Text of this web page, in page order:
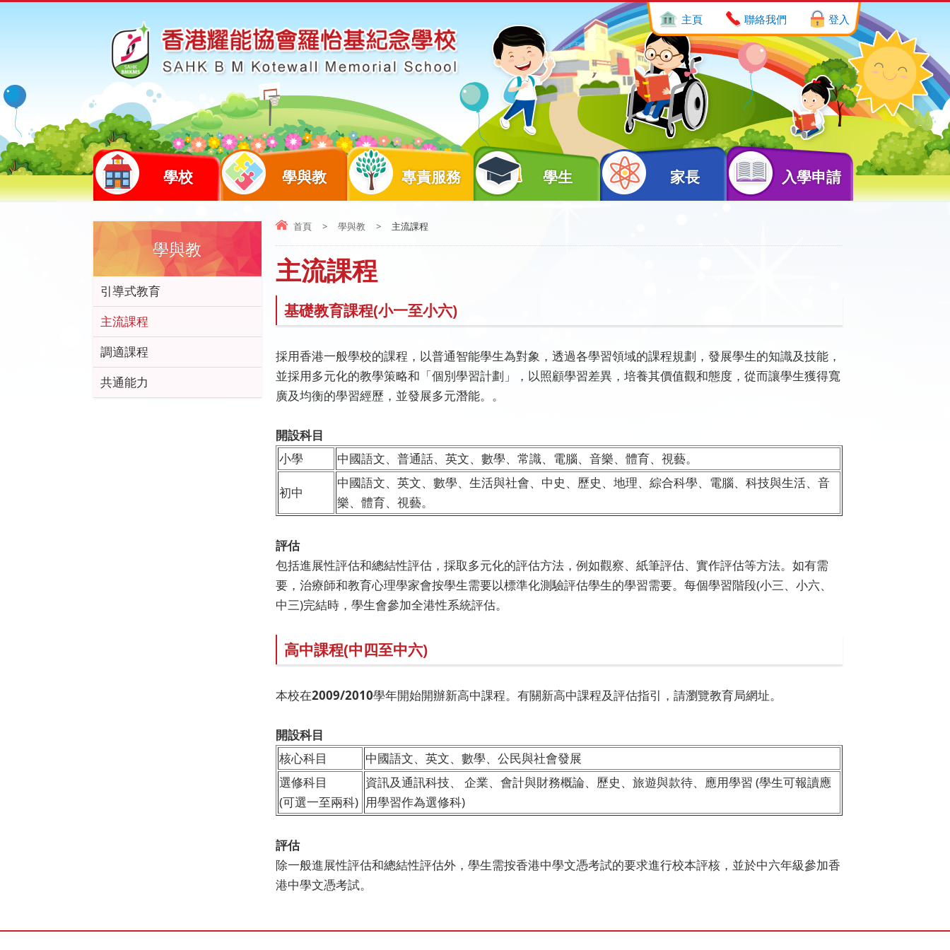
主頁 聯絡我們 登入
學校 學與教 專責服務 學生 家長 入學申請
首頁 > 學與教 > 主流課程
主流課程
基礎教育課程(小一至小六)
採用香港一般學校的課程，以普通智能學生為對象，透過各學習領域的課程規劃，發展學生的知識及技能，
並採用多元化的教學策略和「個別學習計劃」，以照顧學習差異，培養其價值觀和態度，從而讓學生獲得寬
廣及均衡的學習經歷，並發展多元潛能。 。
開設科目
小學
中國語文、普通話、英文、數學、常識、電腦、音樂、體育、視藝。
初中
中國語文、英文、數學、生活與社會、中史、歷史、地理、綜合科學、電腦、科技與生活、音
樂、體育、視藝。
評估
包括進展性評估和總結性評估，採取多元化的評估方法，例如觀察、紙筆評估、實作評估等方法。如有需
要，治療師和教育心理學家會按學生需要以標準化測驗評估學生的學習需要。每個學習階段(小三、小六、
中三)完結時，學生會參加全港性系統評估。
高中課程(中四至中六)
本校在2009/2010學年開始開辦新高中課程。有關新高中課程及評估指引，請瀏覽教育局網址。
開設科目
核心科目
中國語文、英文、數學、公民與社會發展
選修科目
(可選一至兩科)
資訊及通訊科技、 企業、會計與財務概論、歷史、旅遊與款待、應用學習 (學生可報讀應
用學習作為選修科)
評估
除一般進展性評估和總結性評估外，學生需按香港中學文憑考試的要求進行校本評核，並於中六年級參加香
港中學文憑考試。
學與教
引導式教育
主流課程
調適課程
共通能力